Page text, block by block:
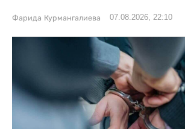
Фарида Курмангалиева 07.08.2026, 22:10